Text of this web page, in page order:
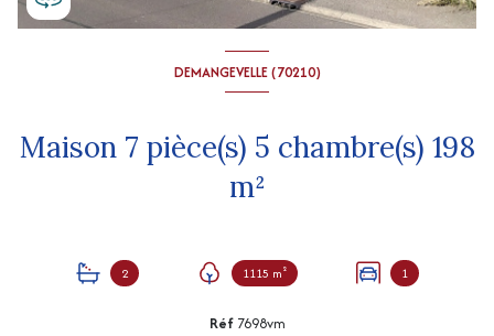
DEMANGEVELLE (70210)
Maison 7 pièce(s) 5 chambre(s) 198
m²
2 1115 m² 1
Réf 7698vm